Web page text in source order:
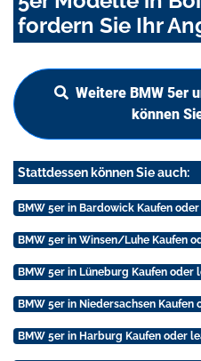
fordern Sie Ihr
Weitere BMW 5er
können
Stattdessen können Sie auch:
BMW 5er in Bardowick Kaufen
BMW 5er in Winsen/Luhe Kaufen
BMW 5er in Lüneburg Kaufen oder
BMW 5er in Niedersachsen Kaufen
BMW 5er in Harburg Kaufen oder